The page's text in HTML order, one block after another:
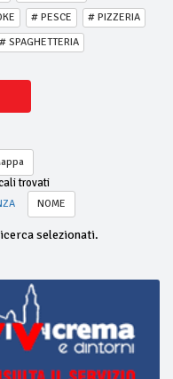
# PESCE
# PIZZERIA
# SPAGHETTERIA
trovati
NOME
selezionati.